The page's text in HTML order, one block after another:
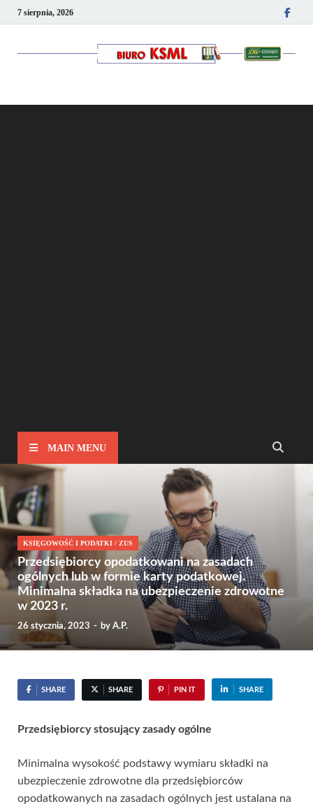
7 sierpnia, 2026
MAIN MENU
KSIĘGOWOŚĆ I PODATKI / ZUS
Przedsiębiorcy opodatkowani na zasadach
ogólnych lub w formie karty podatkowej.
Minimalna składka na ubezpieczenie zdrowotne
w 2023 r.
26 stycznia, 2023 - by A.P.
SHARE SHARE PIN IT SHARE
Przedsiębiorcy stosujący zasady ogólne
Minimalna wysokość podstawy wymiaru składki na
ubezpieczenie zdrowotne dla przedsiębiorców
opodatkowanych na zasadach ogólnych jest ustalana na